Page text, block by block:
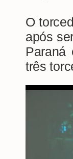
O
após
Paraná
três